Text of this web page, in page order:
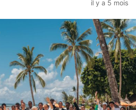
il y a 5 mois